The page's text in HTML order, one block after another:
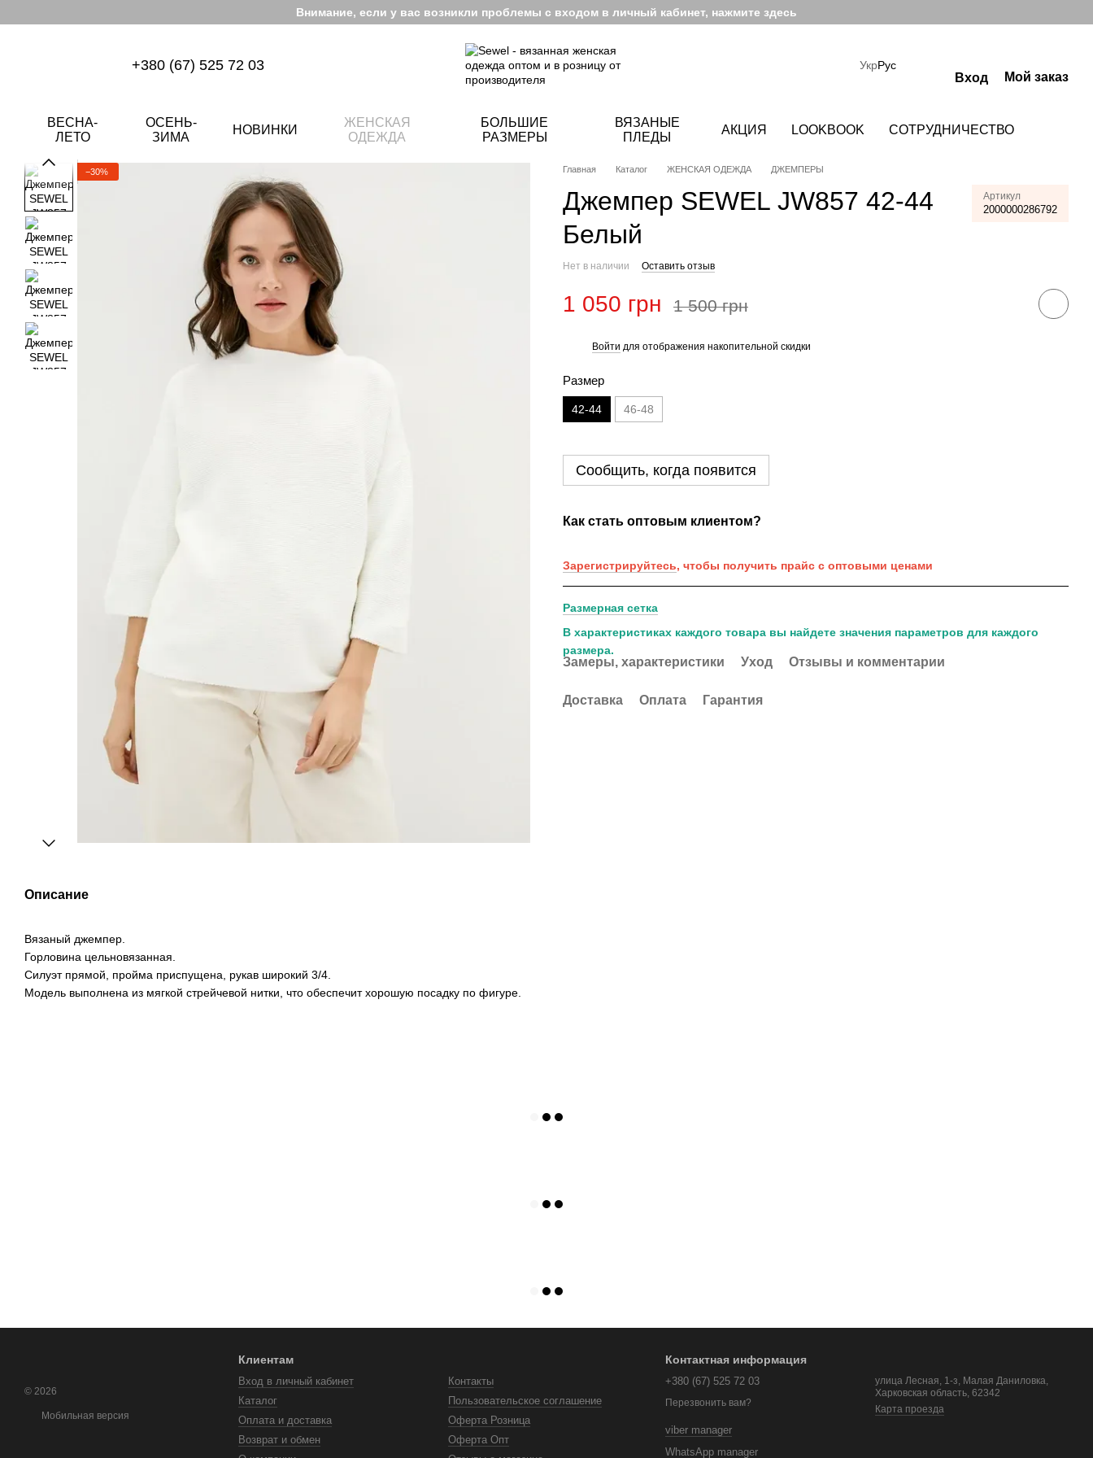
Внимание, если у вас возникли проблемы с входом в личный кабинет, нажмите здесь
+380 (67) 525 72 03 УкрРус
Вход Мой заказ
ВЕСНА-
ЛЕТО
ОСЕНЬ-
ЗИМА
НОВИНКИ
ЖЕНСКАЯ
ОДЕЖДА
БОЛЬШИЕ
РАЗМЕРЫ
ВЯЗАНЫЕ
ПЛЕДЫ
АКЦИЯ LOOKBOOK СОТРУДНИЧЕСТВО
−30%
Описание
Вязаный джемпер.
Горловина цельновязанная.
Силуэт прямой, пройма приспущена, рукав широкий 3/4.
Модель выполнена из мягкой стрейчевой нитки, что обеспечит хорошую посадку по фигуре.
Главная Каталог ЖЕНСКАЯ ОДЕЖДА ДЖЕМПЕРЫ
Джемпер SEWEL JW857 42-44
Белый
Артикул
2000000286792
Нет в наличии Оставить отзыв
1 050 грн 1 500 грн
Войти для отображения накопительной скидки
Размер
42-44 46-48
Сообщить, когда появится
Как стать оптовым клиентом?
Зарегистрируйтесь, чтобы получить прайс с оптовыми ценами
Размерная сетка
В характеристиках каждого товара вы найдете значения параметров для каждого
размера.
Замеры, характеристики Уход Отзывы и комментарии
Доставка Оплата Гарантия
© 2026
Мобильная версия
Клиентам
Вход в личный кабинет
Каталог
Оплата и доставка
Возврат и обмен
Контакты
Пользовательское соглашение
Оферта Розница
Оферта Опт
Контактная информация
+380 (67) 525 72 03
Перезвонить вам?
viber manager
WhatsApp manager
улица Лесная, 1-з, Малая Даниловка,
Харковская область, 62342
Карта проезда